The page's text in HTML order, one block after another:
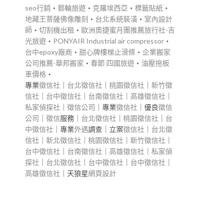
seo行銷 ‧ 郵輪旅遊 ‧ 克羅埃西亞 ‧ 標籤貼紙 ‧
地藏王菩薩佛像雕刻 ‧ 台北系統裝潢 ‧ 室內設計
師 ‧ 切割機出租 ‧ 歐洲奧捷蜜月團推薦旅行社-吉
光旅遊 ‧ PONYAIR Industrial air compressor ‧
台中epoxy廠商 ‧ 甜心牌樓梯止滑條 ‧ 企業搬家
公司推薦-華邦搬家 ‧ 春節 四國旅遊 ‧ 油壓拖板
車價格 ‧
專業徵信社 台北徵信社 桃園徵信社
新竹徵
信社
台中徵信社 台南徵信社 高雄徵信社
私家偵探社
徵信公司 ｜專業徵信社 ｜優良徵信
公司
徵信服務｜ 台北徵信社 桃園徵信社
台
中徵信社 ｜專業外遇調查｜立案徵信社
台北徵
信社
新北徵信社 桃園徵信社 新竹徵信社
台中徵信社
台南徵信社 高雄徵信社
私家偵
探社
台北徵信社 台中徵信社 台中徵信社
高雄徵信社 ｜天狼星網頁設計